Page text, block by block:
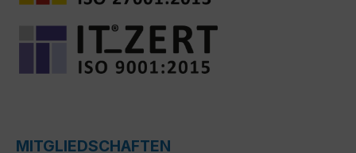
MITGLIEDSCHAFTEN